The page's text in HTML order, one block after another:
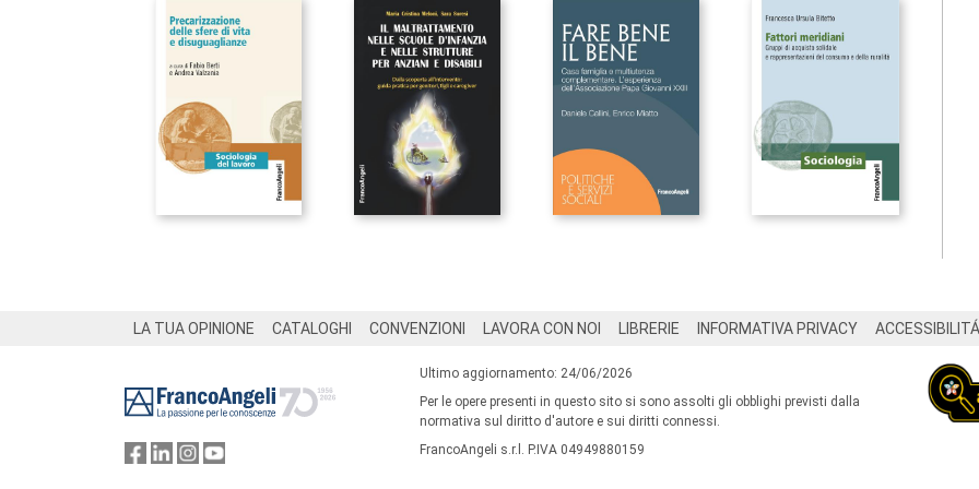
LA TUA OPINIONE CATALOGHI CONVENZIONI LAVORA CON NOI LIBRERIE INFORMATIVA PRIVACY ACCESSIBILITÁ
Ultimo aggiornamento: 24/06/2026
Per le opere presenti in questo sito si sono assolti gli obblighi previsti dalla
normativa sul diritto d'autore e sui diritti connessi.
FrancoAngeli s.r.l. P.IVA 04949880159